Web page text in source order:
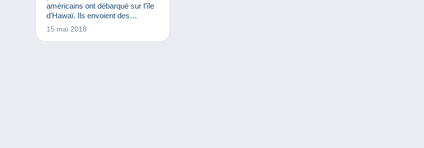
américains ont débarqué sur l’île
d’Hawaï. Ils envoient des
correspondances vers les Etats-
15 mai 2018